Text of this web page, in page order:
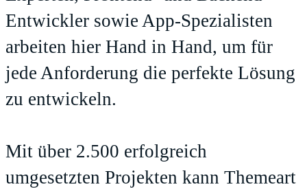
Entwickler sowie App-Spezialisten
arbeiten hier Hand in Hand, um für
jede Anforderung die perfekte Lösung
zu entwickeln.
Mit über 2.500 erfolgreich
umgesetzten Projekten kann Themeart